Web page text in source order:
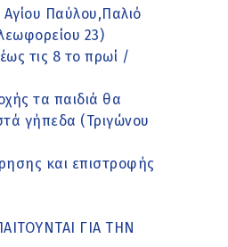
Παύλου,Παλιό
23)
τις 8 το πρωί /
τα παιδιά θα
γήπεδα (Τριγώνου
και επιστροφής
ΓΙΑ ΤΗΝ